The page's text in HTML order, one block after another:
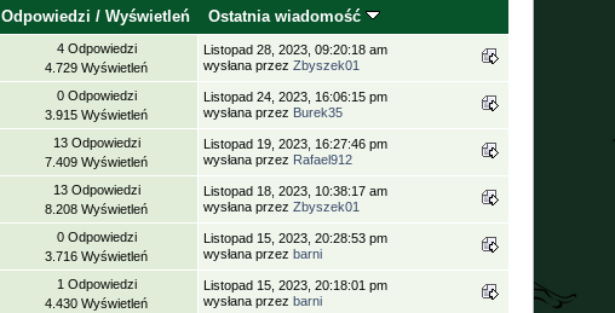
Odpowiedzi /Wyświetleń Ostatnia wiadomość
4 Odpowiedzi
4.729 Wyświetleń
Listopad 28, 2023, 09:20:18 am
wysłana przezZbyszek01
0 Odpowiedzi
3.915 Wyświetleń
Listopad 24, 2023, 16:06:15 pm
wysłana przez Burek35
13 Odpowiedzi
7.409 Wyświetleń
Listopad 19, 2023, 16:27:46 pm
wysłana przez Rafael912
13 Odpowiedzi
8.208 Wyświetleń
Listopad 18, 2023, 10:38:17 am
wysłana przezZbyszek01
0 Odpowiedzi
3.716 Wyświetleń
Listopad 15, 2023, 20:28:53 pm
wysłana przez barni
1 Odpowiedzi
4.430 Wyświetleń
Listopad 15, 2023, 20:18:01 pm
wysłana przez barni